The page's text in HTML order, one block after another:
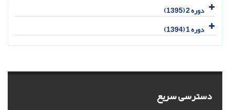
دوره 2 (1395)
دوره 1 (1394)
دسترسی سریع